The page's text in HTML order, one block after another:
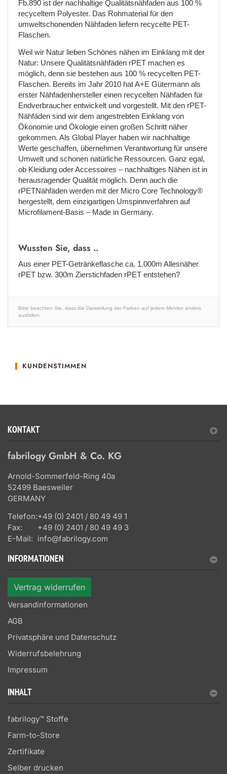
Fb.890 ist der nachhaltige Qualitätsnähfaden aus 100 %
recyceltem Polyester. Das Rohmaterial für den
umweltschonenden Nähfaden liefern recycelte PET-
Flaschen.
Weil wir Natur lieben Schönes nähen im Einklang mit der
Natur: Unsere Qualitätsnähfäden rPET machen es
möglich, denn sie bestehen aus 100 % recycelten PET-
Flaschen. Bereits im Jahr 2010 hat A+E Gütermann als
erster Nähfadenhersteller einen recycelten Nähfaden für
Endverbraucher entwickelt und vorgestellt. Mit den rPET-
Nähfäden sind wir dem angestrebten Einklang von
Ökonomie und Ökologie einen großen Schritt näher
gekommen. Als Global Player haben wir nachhaltige
Werte geschaffen, übernehmen Verantwortung für unsere
Umwelt und schonen natürliche Ressourcen. Ganz egal,
ob Kleidung oder Accessoires – nachhaltiges Nähen ist in
herausragender Qualität möglich. Denn auch die
rPETNähfäden werden mit der Micro Core Technology®
hergestellt, dem einzigartigen Umspinnverfahren auf
Microfilament-Basis – Made in Germany.
Wussten Sie, dass ..
Aus einer PET-Getränkeflasche ca. 1.000m Allesnäher
rPET bzw. 300m Zierstichfaden rPET entstehen?
Bitte beachten Sie, dass die Darstellung der Farben auf jedem Monitor anders
ausfallen.
KUNDENSTIMMEN
KONTAKT
fabrilogy GmbH & Co. KG
Arnold-Sommerfeld-Ring 40a
52499 Baesweiler
GERMANY
Telefon:+49 (0) 2401 / 80 49 49 1
Fax:
+49 (0) 2401 / 80 49 49 3
E-Mail: info@fabrilogy.com
INFORMATIONEN
Vertrag widerrufen
Versandinformationen
AGB
Privatsphäre und Datenschutz
Widerrufsbelehrung
Impressum
INHALT
fabrilogy™ Stoffe
Farm-to-Store
Zertifikate
Selber drucken